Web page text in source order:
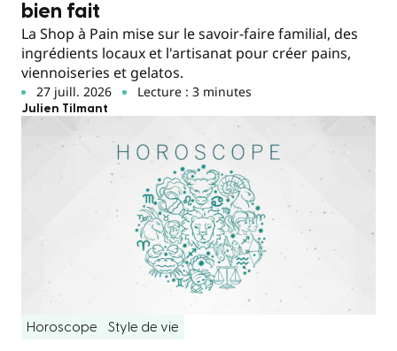
bien fait
La Shop à Pain mise sur le savoir-faire familial, des
ingrédients locaux et l'artisanat pour créer pains,
viennoiseries et gelatos.
27 juill. 2026 Lecture : 3 minutes
Julien Tilmant
Horoscope Style de vie